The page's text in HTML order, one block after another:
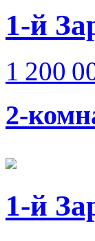
1-й
1 200
2-
1-й